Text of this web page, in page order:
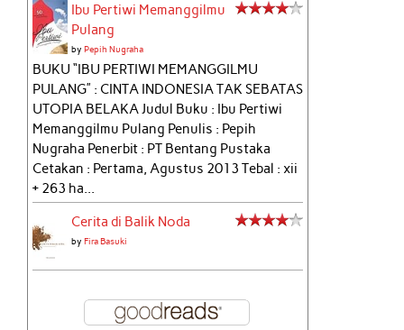
Ibu Pertiwi Memanggilmu
Pulang
byPepih Nugraha
BUKU “IBU PERTIWI MEMANGGILMU
PULANG” : CINTA INDONESIA TAK SEBATAS
UTOPIA BELAKA Judul Buku : Ibu Pertiwi
Memanggilmu Pulang Penulis : Pepih
Nugraha Penerbit : PT Bentang Pustaka
Cetakan : Pertama, Agustus 2013 Tebal : xii
+ 263 ha...
Cerita di Balik Noda
byFira Basuki